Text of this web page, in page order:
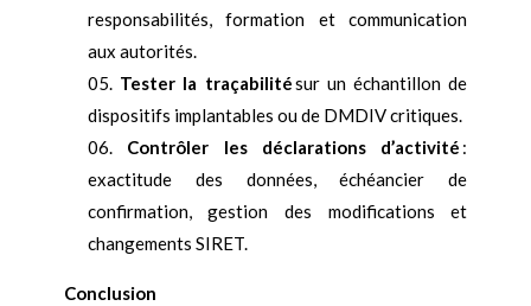
responsabilités, formation et communication
aux autorités.
Tester la traçabilitésur un échantillon de
dispositifs implantables ou de DMDIV critiques.
Contrôler les déclarations d’activité :
exactitude des données, échéancier de
confirmation, gestion des modifications et
changements SIRET.
Conclusion